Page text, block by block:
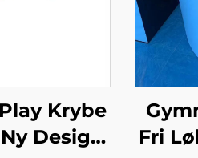
Krybe
Design
Fri